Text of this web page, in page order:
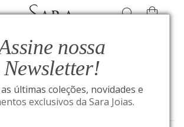
nossa
Newsletter!
últimas coleções, novidades e
exclusivos da Sara Joias.